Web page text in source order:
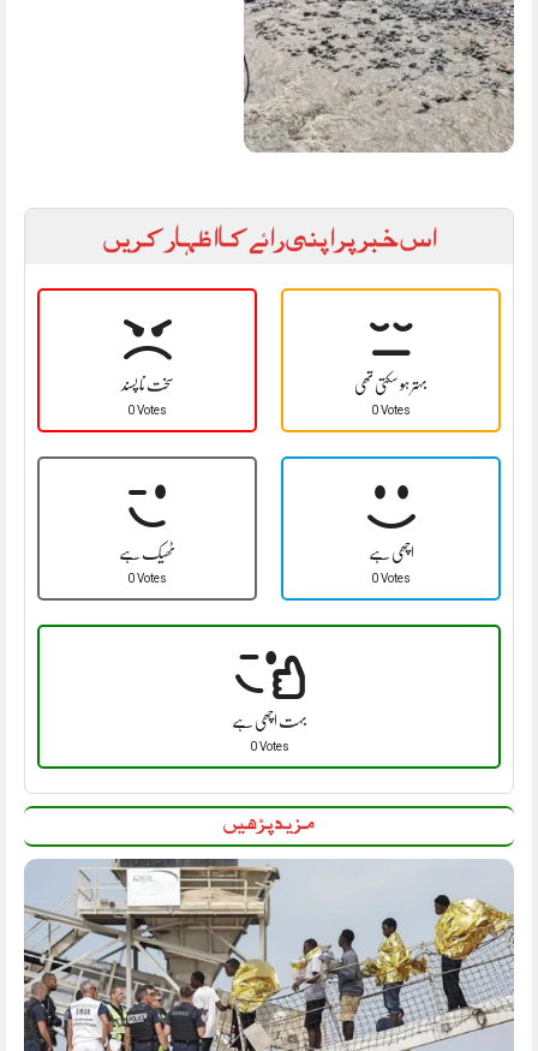
اس خبر پر اپنی رائے کا اظہار کریں
سخت نا پسند
0 Votes
بہتر ہو سکتی تھی
0 Votes
ٹھیک ہے
0 Votes
اچھی ہے
0 Votes
بہت اچھی ہے
0 Votes
مزید پڑھیں